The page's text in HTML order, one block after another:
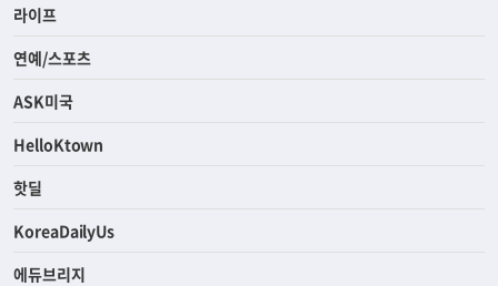
라이프
연예/스포츠
ASK미국
HelloKtown
핫딜
KoreaDailyUs
에듀브리지